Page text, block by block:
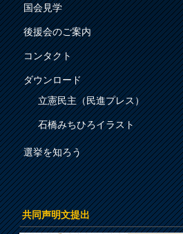
国会見学
後援会のご案内
コンタクト
ダウンロード
立憲民主（民進プレス）
石橋みちひろイラスト
選挙を知ろう
共同声明文提出